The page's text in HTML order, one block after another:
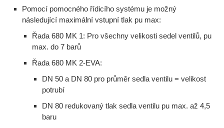
Pomocí pomocného řídicího systému je možný
následující maximální vstupní tlak pu max:
Řada 680 MK 1: Pro všechny velikosti sedel ventilů, pu
max. do 7 barů
Řada 680 MK 2-EVA:
DN 50 a DN 80 pro průměr sedla ventilu = velikost
potrubí
DN 80 redukovaný tlak sedla ventilu pu max. až 4,5
baru